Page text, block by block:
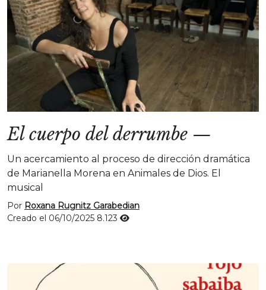
El cuerpo del derrumbe —
Un acercamiento al proceso de dirección dramática
de Marianella Morena en Animales de Dios. El
musical
Por Roxana Rugnitz Garabedian
Creado el 06/10/2025 8.123